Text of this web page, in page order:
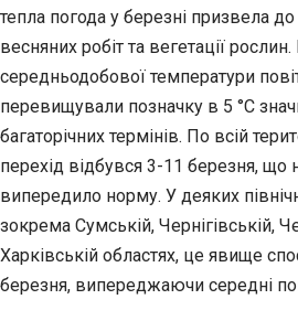
тепла погода у березні призвела
весняних робіт та вегетації
середньодобової температури
перевищували позначку в 5 °С
багаторічних термінів. По всій
перехід відбувся 3-11 березня, що
випередило норму. У деяких
зокрема Сумській, Чернігівській,
Харківській областях, це явище
березня, випереджаючи середні